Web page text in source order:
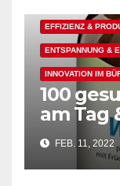
EFFIZIENZ &
ENTSPANNUNG &
INNOVATION IM
100
am Tag
FEB. 11, 2022
ALLGEMEIN
BÜRO GADGETS
EFFIZIENZ &